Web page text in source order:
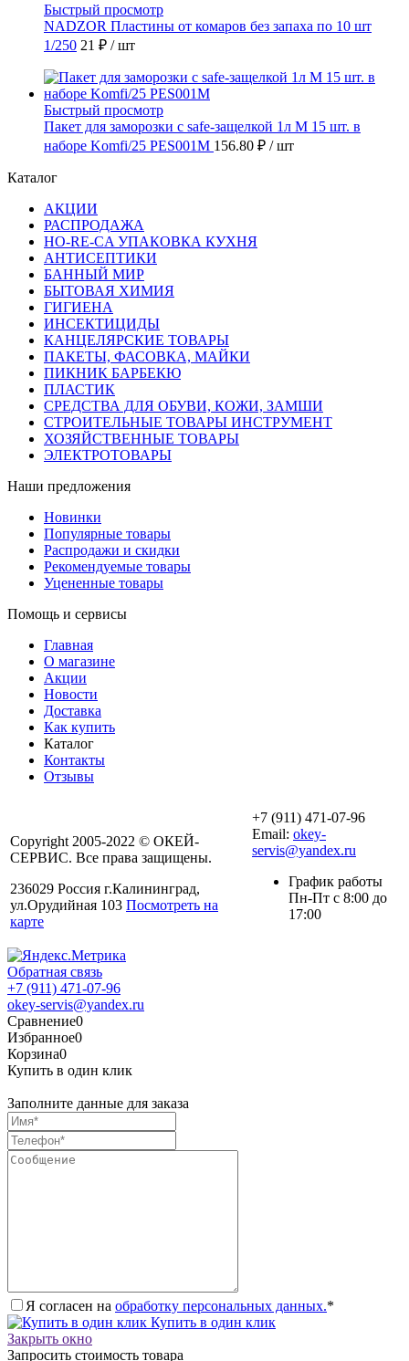
Быстрый просмотр
NADZOR Пластины от комаров без запаха по 10 шт
1/250 21 ₽ / шт
Быстрый просмотр
Пакет для заморозки с safe-защелкой 1л М 15 шт. в
наборе Komfi/25 PES001M 156.80 ₽ / шт
Каталог
АКЦИИ
РАСПРОДАЖА
HO-RE-CA УПАКОВКА КУХНЯ
АНТИСЕПТИКИ
БАННЫЙ МИР
БЫТОВАЯ ХИМИЯ
ГИГИЕНА
ИНСЕКТИЦИДЫ
КАНЦЕЛЯРСКИЕ ТОВАРЫ
ПАКЕТЫ, ФАСОВКА, МАЙКИ
ПИКНИК БАРБЕКЮ
ПЛАСТИК
СРЕДСТВА ДЛЯ ОБУВИ, КОЖИ, ЗАМШИ
СТРОИТЕЛЬНЫЕ ТОВАРЫ ИНСТРУМЕНТ
ХОЗЯЙСТВЕННЫЕ ТОВАРЫ
ЭЛЕКТРОТОВАРЫ
Наши предложения
Новинки
Популярные товары
Распродажи и скидки
Рекомендуемые товары
Уцененные товары
Помощь и сервисы
Главная
О магазине
Акции
Новости
Доставка
Как купить
Каталог
Контакты
Отзывы
Copyright 2005-2022 © ОКЕЙ-
СЕРВИС. Все права защищены.
236029 Россия г.Калининград,
ул.Орудийная 103 Посмотреть на
карте
+7 (911) 471-07-96
Email: okey-
servis@yandex.ru
График работы
Пн-Пт с 8:00 до
17:00
Обратная связь
+7 (911) 471-07-96
okey-servis@yandex.ru
Сравнение0
Избранное0
Корзина0
Купить в один клик
Заполните данные для заказа
Я согласен на обработку персональных данных.*
Купить в один клик
Закрыть окно
Запросить стоимость товара